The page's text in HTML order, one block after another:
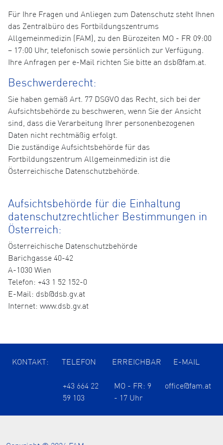
Für Ihre Fragen und Anliegen zum Datenschutz steht Ihnen
das Zentralbüro des Fortbildungszentrums
Allgemeinmedizin (FAM), zu den Bürozeiten MO - FR 09:00
– 17:00 Uhr, telefonisch sowie persönlich zur Verfügung.
Ihre Anfragen per e-Mail richten Sie bitte an dsb@fam.at.
Beschwerderecht:
Sie haben gemäß Art. 77 DSGVO das Recht, sich bei der
Aufsichtsbehörde zu beschweren, wenn Sie der Ansicht
sind, dass die Verarbeitung Ihrer personenbezogenen
Daten nicht rechtmäßig erfolgt.
Die zuständige Aufsichtsbehörde für das
Fortbildungszentrum Allgemeinmedizin ist die
Österreichische Datenschutzbehörde.
Aufsichtsbehörde für die Einhaltung
datenschutzrechtlicher Bestimmungen in
Österreich:
Österreichische Datenschutzbehörde
Barichgasse 40-42
A-1030 Wien
Telefon: +43 1 52 152-0
E-Mail: dsb@dsb.gv.at
Internet: www.dsb.gv.at
KONTAKT: TELEFON ERREICHBAR E-MAIL
+43 664 22
59 103
MO - FR: 9
- 17 Uhr
office@fam.at